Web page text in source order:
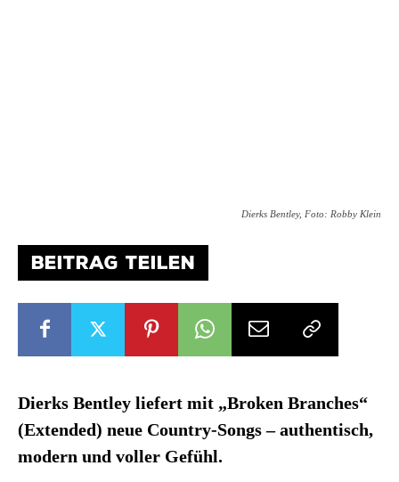
Dierks Bentley, Foto: Robby Klein
BEITRAG TEILEN
Dierks Bentley liefert mit „Broken Branches“
(Extended) neue Country-Songs – authentisch,
modern und voller Gefühl.